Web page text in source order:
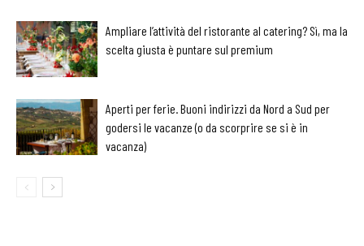
Ampliare l’attività del ristorante al catering? Sì, ma la
scelta giusta è puntare sul premium
Aperti per ferie. Buoni indirizzi da Nord a Sud per
godersi le vacanze (o da scorprire se si è in
vacanza)